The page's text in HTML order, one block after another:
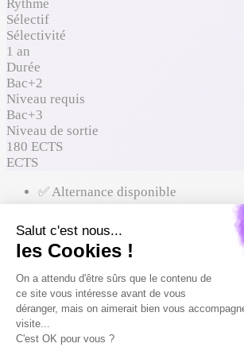
Rythme
Sélectif
Sélectivité
1 an
Durée
Bac+2
Niveau requis
Bac+3
Niveau de sortie
180 ECTS
ECTS
✅ Alternance disponible
Où ça mène
Comment entrer
Formations proches à comparer
À qui ça s'adresse